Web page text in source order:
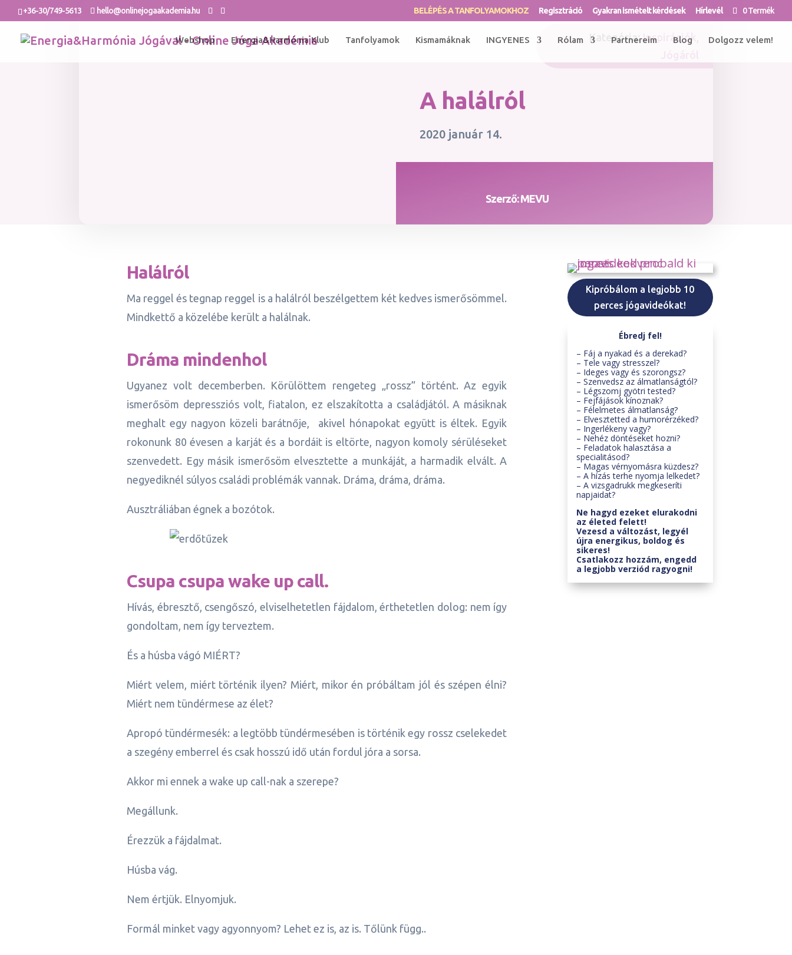
+36-30/749-5613 hello@onlinejogaakademia.hu BELÉPÉS A TANFOLYAMOKHOZ Regisztráció Gyakran ismételt kérdések Hírlevél 0 Termék
Webshop Energia&Harmónia Klub Tanfolyamok Kismamáknak INGYENES Rólam Partnereim Blog Dolgozz velem!
Kategória:Inspirációk
A halálról
2020 január 14.
Szerző: MEVU
Halálról
Ma reggel és tegnap reggel is a halálról beszélgettem két kedves ismerősömmel.
Mindkettő a közelébe került a halálnak.
Dráma mindenhol
Ugyanez volt decemberben. Körülöttem rengeteg „rossz” történt. Az egyik
ismerősöm depressziós volt, fiatalon, ez elszakította a családjától. A másiknak
meghalt egy nagyon közeli barátnője, akivel hónapokat együtt is éltek. Egyik
rokonunk 80 évesen a karját és a bordáit is eltörte, nagyon komoly sérüléseket
szenvedett. Egy másik ismerősöm elvesztette a munkáját, a harmadik elvált. A
negyediknél súlyos családi problémák vannak. Dráma, dráma, dráma.
Ausztráliában égnek a bozótok.
Csupa csupa wake up call.
Hívás, ébresztő, csengőszó, elviselhetetlen fájdalom, érthetetlen dolog: nem így
gondoltam, nem így terveztem.
És a húsba vágó MIÉRT?
Miért velem, miért történik ilyen? Miért, mikor én próbáltam jól és szépen élni?
Miért nem tündérmese az élet?
Apropó tündérmesék: a legtöbb tündérmesében is történik egy rossz cselekedet
a szegény emberrel és csak hosszú idő után fordul jóra a sorsa.
Akkor mi ennek a wake up call-nak a szerepe?
Megállunk.
Érezzük a fájdalmat.
Húsba vág.
Nem értjük. Elnyomjuk.
Formál minket vagy agyonnyom? Lehet ez is, az is. Tőlünk függ..
Kipróbálom a legjobb 10
perces jógavideókat!
Ébredj fel!
– Fáj a nyakad és a derekad?
– Tele vagy stresszel?
– Ideges vagy és szorongsz?
– Szenvedsz az álmatlanságtól?
– Légszomj gyötri tested?
– Fejfájások kínoznak?
– Félelmetes álmatlanság?
– Elvesztetted a humorérzéked?
– Ingerlékeny vagy?
– Nehéz döntéseket hozni?
– Feladatok halasztása a
specialitásod?
– Magas vérnyomásra küzdesz?
– A hízás terhe nyomja lelkedet?
– A vizsgadrukk megkeseríti
napjaidat?
Ne hagyd ezeket elurakodni
az életed felett!
Vezesd a változást, legyél
újra energikus, boldog és
sikeres!
Csatlakozz hozzám, engedd
a legjobb verziód ragyogni!